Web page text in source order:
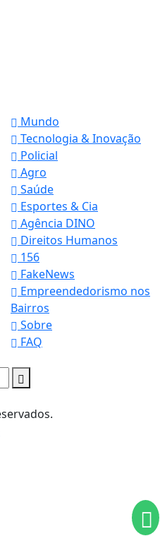
Mundo
Tecnologia & Inovação
Policial
Agro
Saúde
Esportes & Cia
Agência DINO
Direitos Humanos
156
FakeNews
Empreendedorismo nos
Bairros
Sobre
FAQ
melhorar sua